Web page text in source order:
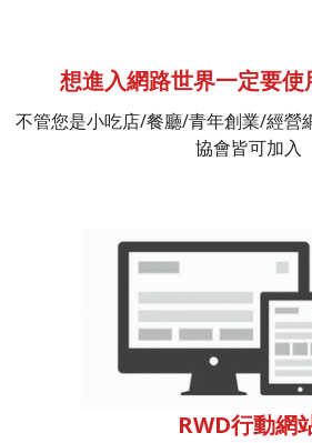
想進入網路世界一定要
不管您是小吃店/餐廳/青年創業/經營
協會皆可加入
RWD行動網